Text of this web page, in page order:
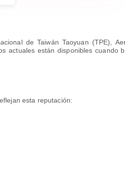
de Taiwán Taoyuan (TPE),
actuales están disponibles cuando
esta reputación: